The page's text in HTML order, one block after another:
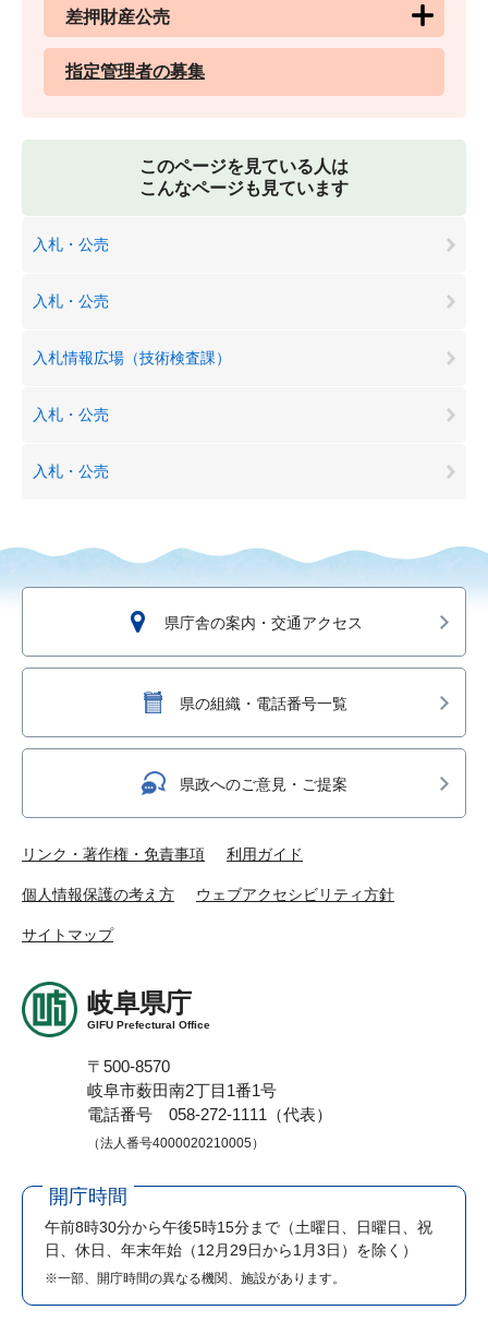
差押財産公売
指定管理者の募集
このページを見ている人は
こんなページも見ています
入札・公売
入札・公売
入札情報広場（技術検査課）
入札・公売
入札・公売
県庁舎の案内・交通アクセス
県の組織・電話番号一覧
県政へのご意見・ご提案
リンク・著作権・免責事項 利用ガイド
個人情報保護の考え方 ウェブアクセシビリティ方針
サイトマップ
岐阜県庁
GIFU Prefectural Office
〒500-8570
岐阜市薮田南2丁目1番1号
電話番号 058-272-1111（代表）
（法人番号4000020210005）
開庁時間
午前8時30分から午後5時15分まで （土曜日、日曜日、祝
日、休日、年末年始（12月29日から1月3日）を除く）
※一部、開庁時間の異なる機関、施設があります。